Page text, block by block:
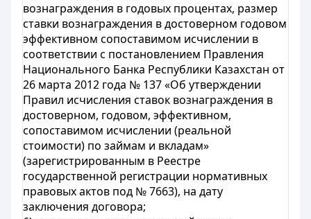
вознаграждения в годовых процентах, размер
ставки вознаграждения в достоверном годовом
эффективном сопоставимом исчислении в
соответствии с постановлением Правления
Национального Банка Республики Казахстан от
26 марта 2012 года № 137 «Об утверждении
Правил исчисления ставок вознаграждения в
достоверном, годовом, эффективном,
сопоставимом исчислении (реальной
стоимости) по займам и вкладам»
(зарегистрированным в Реестре
государственной регистрации нормативных
правовых актов под № 7663), на дату
заключения договора;